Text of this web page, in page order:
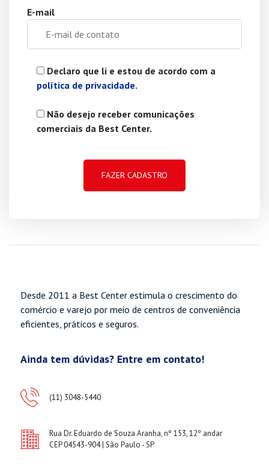
E-mail
Declaro que li e estou de acordo com a
política de privacidade.
Não desejo receber comunicações
comerciais da Best Center.
Desde 2011 a Best Center estimula o crescimento do
comércio e varejo por meio de centros de conveniência
eficientes, práticos e seguros.
Ainda tem dúvidas? Entre em contato!
(11) 3048-5440
Rua Dr. Eduardo de Souza Aranha, nº 153, 12º andar
CEP 04543-904 | São Paulo - SP